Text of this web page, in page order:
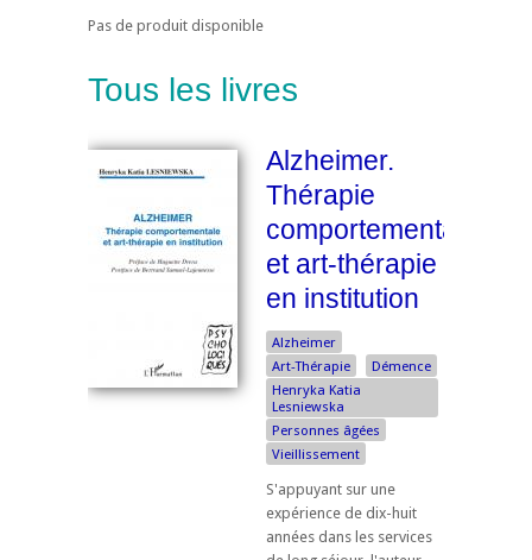
Pas de produit disponible
Tous les livres
Alzheimer.
Thérapie
comportementale
et art-thérapie
en institution
Alzheimer
Art-Thérapie
Démence
Henryka Katia
Lesniewska
Personnes âgées
Vieillissement
S'appuyant sur une
expérience de dix-huit
années dans les services